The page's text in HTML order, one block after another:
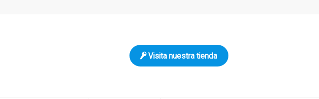
Visita nuestra tienda